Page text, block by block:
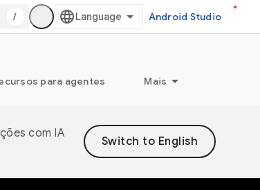
/ Android Studio
para agentes Mais
com IA